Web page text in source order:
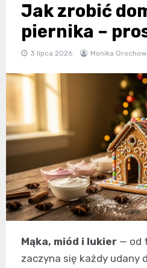
Jak zrobić
piernika –
3 lipca 2026 Monika
Mąka, miód i lukier — od
zaczyna się każdy udany